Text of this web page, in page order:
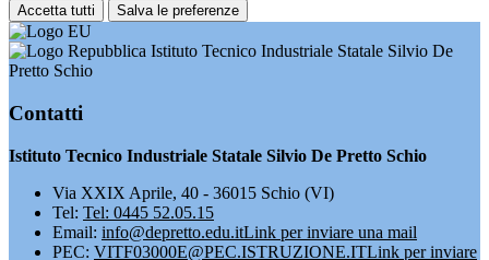
Accetta tutti Salva le preferenze
Istituto Tecnico Industriale Statale Silvio De
Pretto Schio
Contatti
Istituto Tecnico Industriale Statale Silvio De Pretto Schio
Via XXIX Aprile, 40 - 36015 Schio (VI)
Tel: Tel: 0445 52.05.15
Email: info@depretto.edu.itLink per inviare una mail
PEC: VITF03000E@PEC.ISTRUZIONE.ITLink per inviare